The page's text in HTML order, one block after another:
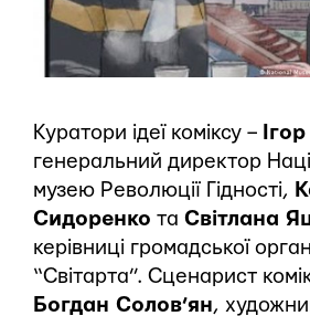
Куратори ідеї коміксу –
генеральний директор
музею Революції Гідності,
Сидоренко та Світлана
керівниці громадської
“Світарта”. Сценарист
Богдан Солов’ян,